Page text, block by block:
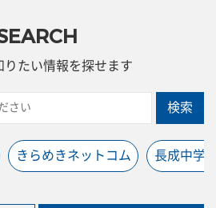
りたい情報を探せます
検索
きらめきネットコム 長成中学